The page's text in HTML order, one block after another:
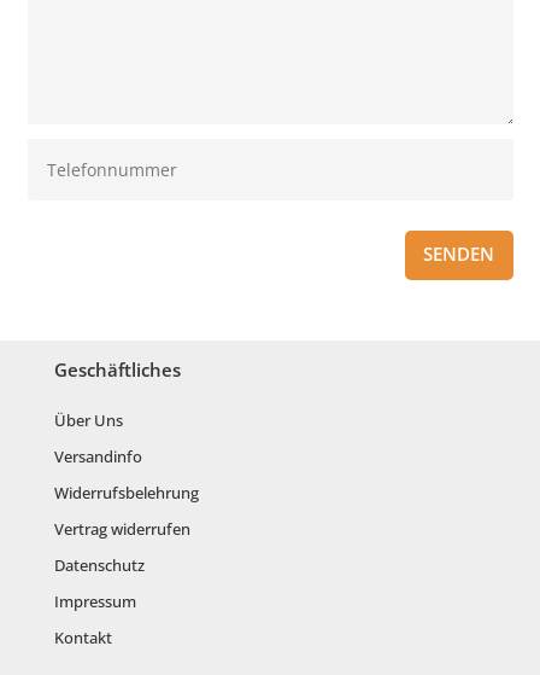
SENDEN
Geschäftliches
Über Uns
Versandinfo
Widerrufsbelehrung
Vertrag widerrufen
Datenschutz
Impressum
Kontakt